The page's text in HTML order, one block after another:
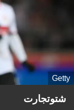
Getty
شتوتجارت